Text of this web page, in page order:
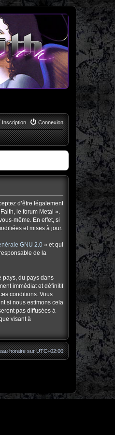
Connexion
Inscription
d’être légalement
le forum Metal ».
même. En effet, si
et mises à jour.
GNU 2.0 » et qui
de la
pays, du pays dans
immédiat et définitif
conditions. Vous
si nous estimons cela
pas diffusées à
visant à
horaire surUTC+02:00